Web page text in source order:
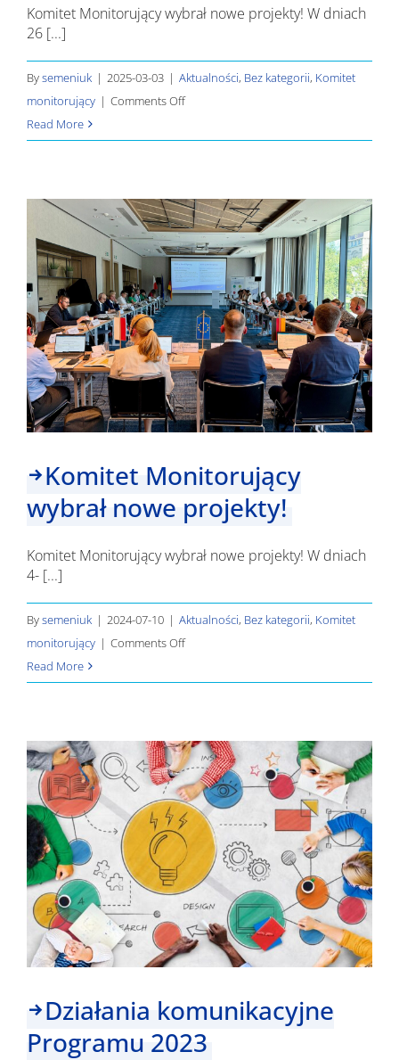
Komitet Monitorujący wybrał nowe projekty! W dniach
26 [...]
Bysemeniuk | 2025-03-03 | Aktualności, Bez kategorii, Komitet
monitorujący | Comments Offon
Monitorujący
projekty!
Read More
Komitet Monitorujący
wybrał nowe projekty!
Komitet Monitorujący wybrał nowe projekty! W dniach
4- [...]
Bysemeniuk | 2024-07-10 | Aktualności, Bez kategorii, Komitet
monitorujący | Comments Offon
Monitorujący
projekty!
Read More
Działania komunikacyjne
Programu 2023